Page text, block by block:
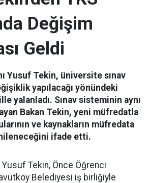
Değişim
Geldi
Yusuf Tekin, üniversite sınav
yapılacağı yönündeki
yalanladı. Sınav sisteminin aynı
Bakan Tekin, yeni müfredatla
ve kaynakların müfredata
ifade etti.
Yusuf Tekin, Önce Öğrenci
Belediyesi iş birliğiyle